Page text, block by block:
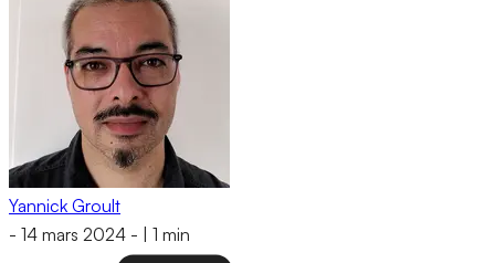
Yannick Groult
- 14 mars 2024 - 1 min